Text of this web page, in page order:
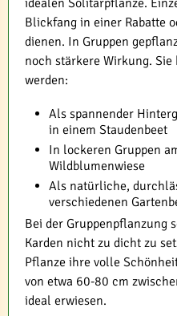
idealen Solitärpflanze.
Blickfang in einer Rabatte
dienen. In Gruppen
noch stärkere Wirkung.
werden:
Als spannender
in einem Staudenbeet
In lockeren Gruppen
Wildblumenwiese
Als natürliche,
verschiedenen
Bei der Gruppenpflanzung
Karden nicht zu dicht zu
Pflanze ihre volle
von etwa 60-80 cm
ideal erwiesen.